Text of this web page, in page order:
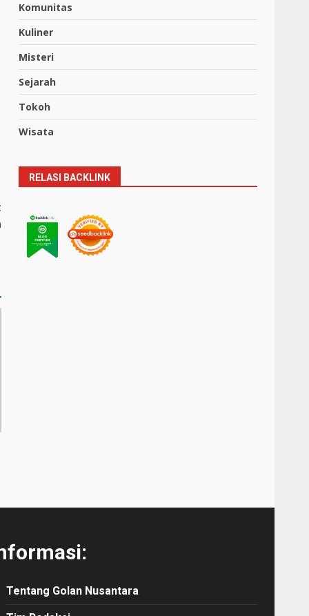
Komunitas
Kuliner
Misteri
Sejarah
Tokoh
Wisata
RELASI BACKLINK
Tentang Golan Nusantara